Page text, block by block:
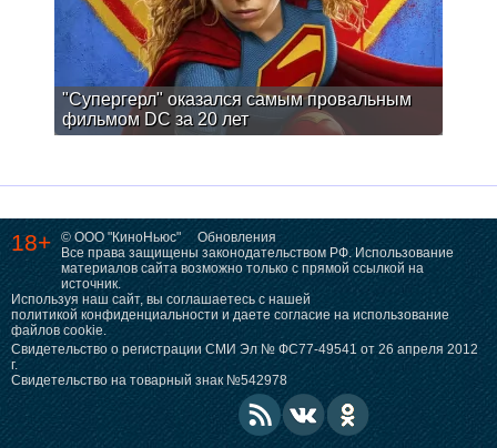
"Супергерл" оказался самым провальным
фильмом DC за 20 лет
18+ © ООО "КиноНьюс"
Обновления
Все права защищены законодательством РФ. Использование
материалов сайта возможно только с прямой ссылкой на
источник.
Используя наш сайт, вы соглашаетесь с нашей
политикой конфиденциальности и даете согласие на использование
файлов cookie.
Свидетельство о регистрации СМИ Эл № ФС77-49541 от 26 апреля 2012
г.
Свидетельство на товарный знак №542978